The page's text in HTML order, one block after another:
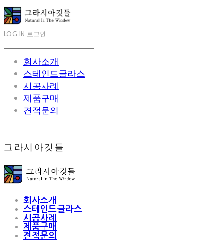
LOG IN 로그인
회사소개
스테인드글라스
시공사례
제품구매
견적문의
그라시아깃들
회사소개
스테인드글라스
시공사례
제품구매
견적문의